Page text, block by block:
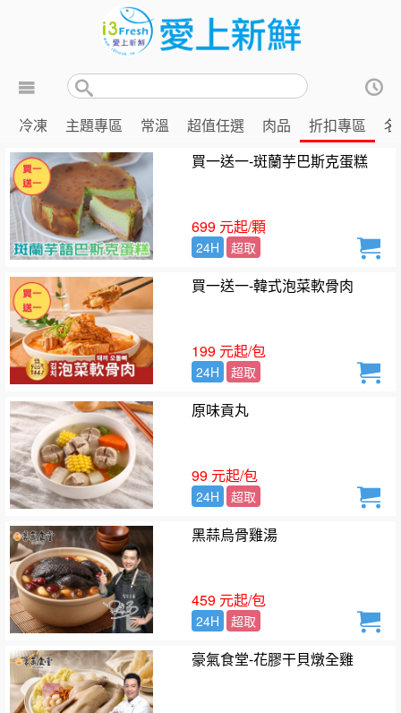
冷凍 主題專區 常溫 超值任選 肉品 折扣專區
買一送一-斑蘭芋巴斯克蛋糕
699 元起/顆
24H 超取
買一送一-韓式泡菜軟骨肉
199 元起/包
24H 超取
原味貢丸
99 元起/包
24H 超取
黑蒜烏骨雞湯
459 元起/包
24H 超取
豪氣食堂-花膠干貝燉全雞